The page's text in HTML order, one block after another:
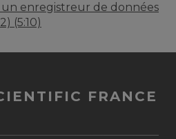
un enregistreur de données
(5:10)
FRANCE